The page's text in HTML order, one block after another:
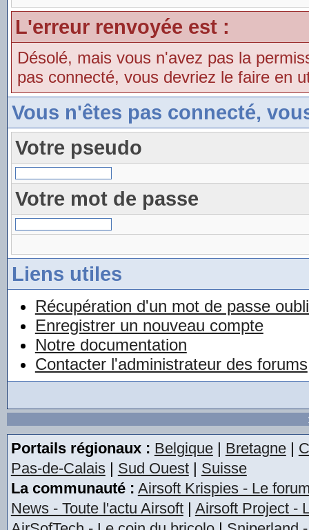
L'erreur renvoyée est :
Désolé, mais vous n'avez pas la
pas connecté, vous devriez le faire en
Vous n'êtes pas connecté,
Votre pseudo
Votre mot de passe
Liens utiles
Récupération d'un mot de passe
Enregistrer un nouveau compte
Notre documentation
Contacter l'administrateur des forums
Portails régionaux : Belgique| Bretagne|
Pas-de-Calais| Sud Ouest| Suisse
La communauté : Airsoft Krispies - Le
News - Toute l'actu Airsoft| Airsoft Project -